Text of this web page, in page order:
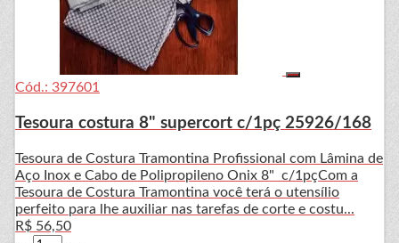
Cód.: 397601
Tesoura costura 8" supercort c/1pç 25926/168
Tesoura de Costura Tramontina Profissional com Lâmina de
Aço Inox e Cabo de Polipropileno Onix 8" c/1pçCom a
Tesoura de Costura Tramontina você terá o utensílio
perfeito para lhe auxiliar nas tarefas de corte e costu...
R$ 56,50